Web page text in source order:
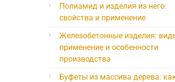
Полиамид и изделия из него:
свойства и применение
Железобетонные изделия:
применение и особенности
производства
Буфеты из массива дерева: